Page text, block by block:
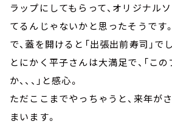
ラップにしてもらって、オリジナル
てるんじゃないかと思ったそうです。
で、蓋を開けると「出張出前寿司」で
とにかく平子さんは大満足で、「こ
か、、、」と感心。
ただここまでやっちゃうと、来年が
まいます。